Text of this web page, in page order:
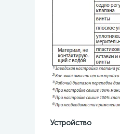
Устройство